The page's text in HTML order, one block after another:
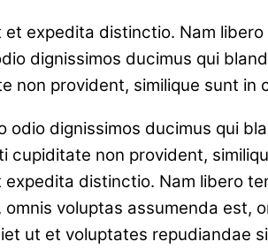
expedita distinctio. Nam
dignissimos ducimus qui
non provident, similique sunt
odio dignissimos ducimus qui
non provident,
distinctio. Nam libero
voluptas assumenda
ut et voluptates repudiandae